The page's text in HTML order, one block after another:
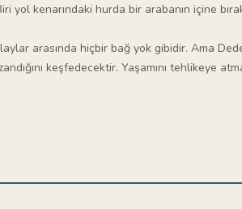
kenarındaki hurda bir arabanın içine
arasında hiçbir bağ yok gibidir. Ama
keşfedecektir. Yaşamını tehlikeye